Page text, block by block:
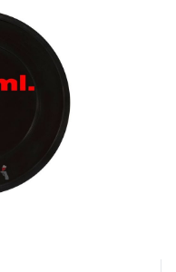
do koszyka